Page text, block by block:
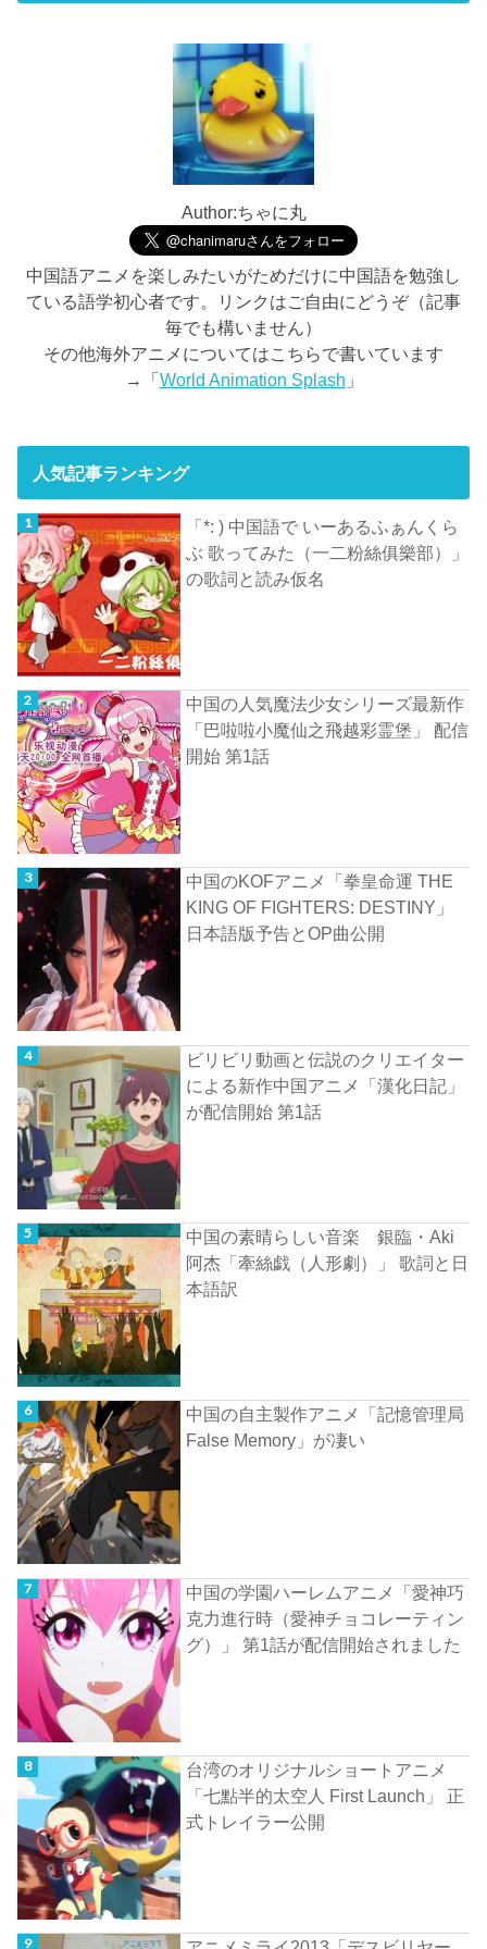
Author:ちゃに丸
中国語アニメを楽しみたいがためだけに中国語を勉強し
ている語学初心者です。リンクはご自由にどうぞ（記事
毎でも構いません）
その他海外アニメについてはこちらで書いています
→「World Animation Splash 」
人気記事ランキング
「*: ) 中国語で いーあるふぁんくら
ぶ 歌ってみた（一二粉絲俱樂部）」
の歌詞と読み仮名
中国の人気魔法少女シリーズ最新作
「巴啦啦小魔仙之飛越彩霊堡」 配信
開始 第1話
中国のKOFアニメ「拳皇命運 THE
KING OF FIGHTERS: DESTINY」
日本語版予告とOP曲公開
ビリビリ動画と伝説のクリエイター
による新作中国アニメ「漢化日記」
が配信開始 第1話
中国の素晴らしい音楽 銀臨・Aki
阿杰「牽絲戯（人形劇）」 歌詞と日
本語訳
中国の自主製作アニメ「記憶管理局
False Memory」が凄い
中国の学園ハーレムアニメ「愛神巧
克力進行時（愛神チョコレーティン
グ）」 第1話が配信開始されました
台湾のオリジナルショートアニメ
「七點半的太空人 First Launch」 正
式トレイラー公開